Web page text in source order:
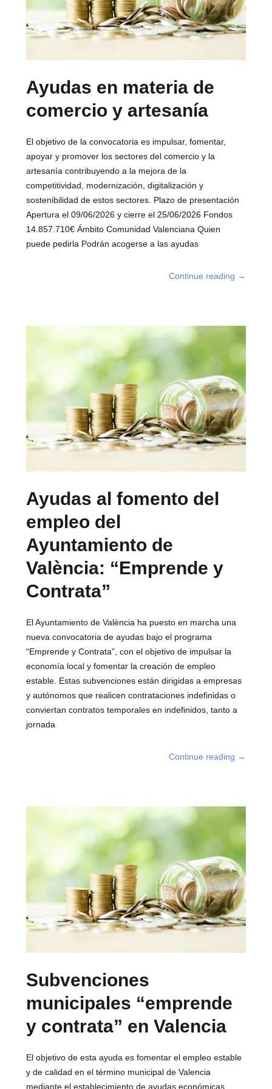
Ayudas en materia de
comercio y artesanía
El objetivo de la convocatoria es impulsar, fomentar,
apoyar y promover los sectores del comercio y la
artesanía contribuyendo a la mejora de la
competitividad, modernización, digitalización y
sostenibilidad de estos sectores. Plazo de presentación
Apertura el 09/06/2026 y cierre el 25/06/2026 Fondos
14.857.710€ Ámbito Comunidad Valenciana Quien
puede pedirla Podrán acogerse a las ayudas
Continue reading →
Ayudas al fomento del
empleo del
Ayuntamiento de
València: “Emprende y
Contrata”
El Ayuntamiento de València ha puesto en marcha una
nueva convocatoria de ayudas bajo el programa
“Emprende y Contrata”, con el objetivo de impulsar la
economía local y fomentar la creación de empleo
estable. Estas subvenciones están dirigidas a empresas
y autónomos que realicen contrataciones indefinidas o
conviertan contratos temporales en indefinidos, tanto a
jornada
Continue reading →
Subvenciones
municipales “emprende
y contrata” en Valencia
El objetivo de esta ayuda es fomentar el empleo estable
y de calidad en el término municipal de Valencia
mediante el establecimiento de ayudas económicas